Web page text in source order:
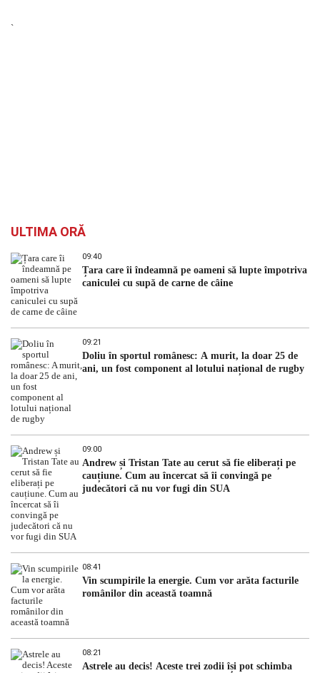
`
ULTIMA ORĂ
09:40
Țara care îi îndeamnă pe oameni să lupte împotriva
caniculei cu supă de carne de câine
09:21
Doliu în sportul românesc: A murit, la doar 25 de
ani, un fost component al lotului național de rugby
09:00
Andrew și Tristan Tate au cerut să fie eliberați pe
cauțiune. Cum au încercat să îi convingă pe
judecători că nu vor fugi din SUA
08:41
Vin scumpirile la energie. Cum vor arăta facturile
românilor din această toamnă
08:21
Astrele au decis! Aceste trei zodii își pot schimba